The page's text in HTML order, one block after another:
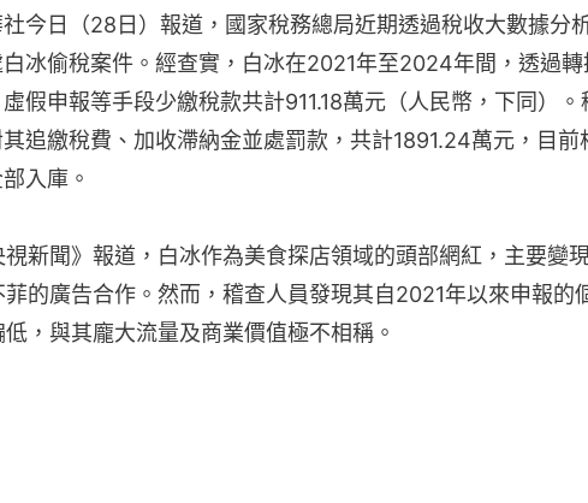
今日（28日）報道，國家稅務總局近期透過稅收大數據分
白冰偷稅案件。經查實，白冰在2021年至2024年間，透過轉
假申報等手段少繳稅款共計911.18萬元（人民幣，下同）。
追繳稅費、加收滯納金並處罰款，共計1891.24萬元，目前
入庫。
視新聞》報道，白冰作為美食探店領域的頭部網紅，主要變
菲的廣告合作。然而，稽查人員發現其自2021年以來申報的
低，與其龐大流量及商業價值極不相稱。